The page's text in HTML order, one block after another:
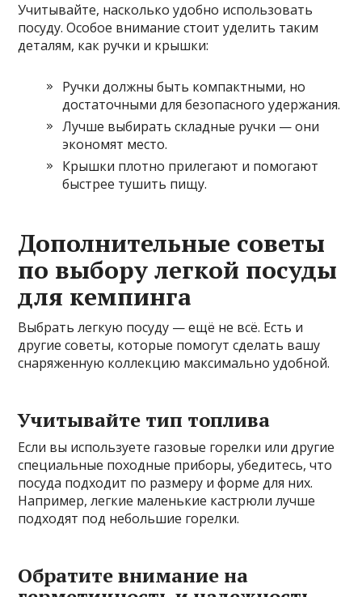
Учитывайте, насколько удобно использовать
посуду. Особое внимание стоит уделить таким
деталям, как ручки и крышки:
Ручки должны быть компактными, но
достаточными для безопасного удержания.
Лучше выбирать складные ручки — они
экономят место.
Крышки плотно прилегают и помогают
быстрее тушить пищу.
Дополнительные советы
по выбору легкой посуды
для кемпинга
Выбрать легкую посуду — ещё не всё. Есть и
другие советы, которые помогут сделать вашу
снаряженную коллекцию максимально удобной.
Учитывайте тип топлива
Если вы используете газовые горелки или другие
специальные походные приборы, убедитесь, что
посуда подходит по размеру и форме для них.
Например, легкие маленькие кастрюли лучше
подходят под небольшие горелки.
Обратите внимание на